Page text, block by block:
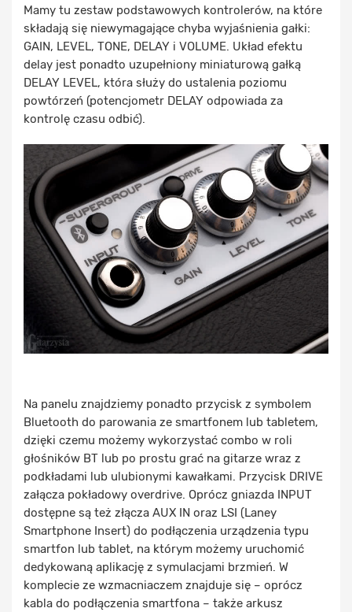
Mamy tu zestaw podstawowych kontrolerów, na które
składają się niewymagające chyba wyjaśnienia gałki:
GAIN, LEVEL, TONE, DELAY i VOLUME. Układ efektu
delay jest ponadto uzupełniony miniaturową gałką
DELAY LEVEL, która służy do ustalenia poziomu
powtórzeń (potencjometr DELAY odpowiada za
kontrolę czasu odbić).
Na panelu znajdziemy ponadto przycisk z symbolem
Bluetooth do parowania ze smartfonem lub tabletem,
dzięki czemu możemy wykorzystać combo w roli
głośników BT lub po prostu grać na gitarze wraz z
podkładami lub ulubionymi kawałkami. Przycisk DRIVE
załącza pokładowy overdrive. Oprócz gniazda INPUT
dostępne są też złącza AUX IN oraz LSI (Laney
Smartphone Insert) do podłączenia urządzenia typu
smartfon lub tablet, na którym możemy uruchomić
dedykowaną aplikację z symulacjami brzmień. W
komplecie ze wzmacniaczem znajduje się – oprócz
kabla do podłączenia smartfona – także arkusz